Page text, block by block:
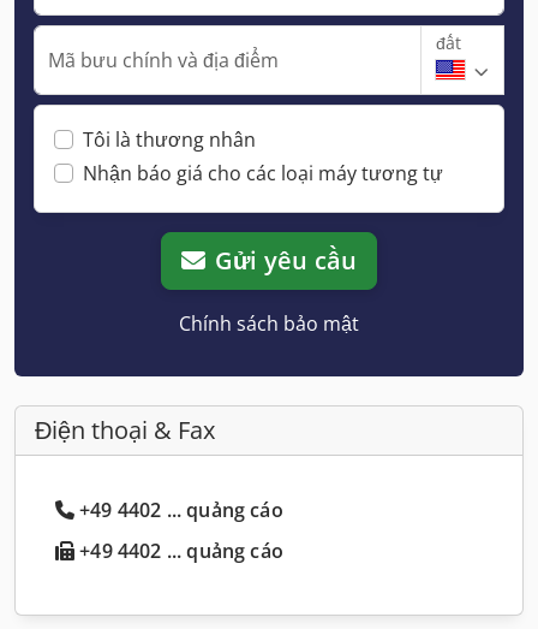
Mã bưu chính và địa điểm
đất
Tôi là thương nhân
Nhận báo giá cho các loại máy tương tự
Gửi yêu cầu
Chính sách bảo mật
Điện thoại & Fax
+49 4402 ... quảng cáo
+49 4402 ... quảng cáo